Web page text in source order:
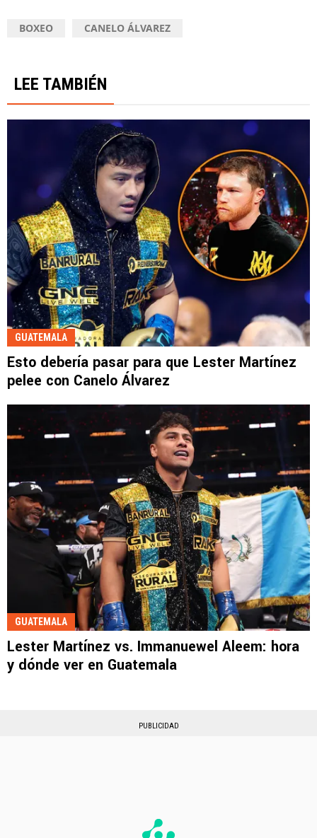
BOXEO CANELO ÁLVAREZ
LEE TAMBIÉN
GUATEMALA
Esto debería pasar para que Lester Martínez
pelee con Canelo Álvarez
GUATEMALA
Lester Martínez vs. Immanuewel Aleem: hora
y dónde ver en Guatemala
PUBLICIDAD